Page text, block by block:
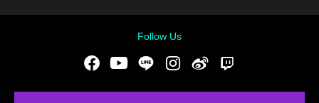
Follow Us
FacebookYoutubeLINE Instgram新浪微博